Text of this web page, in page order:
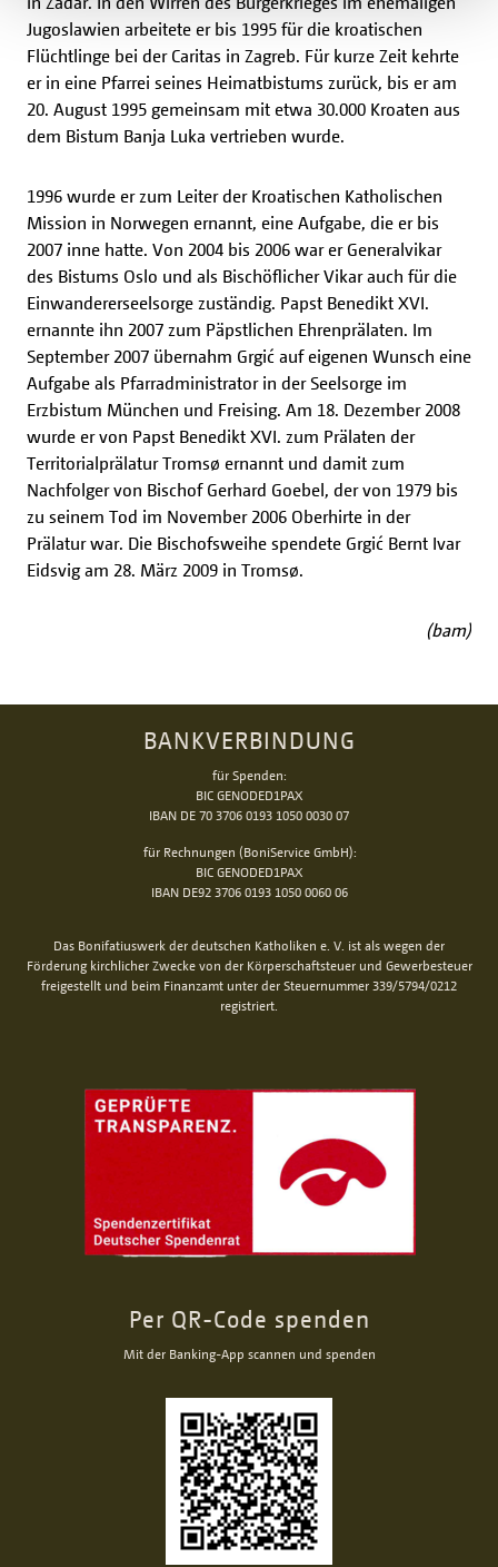
Jugoslawien arbeitete er bis 1995 für die kroatischen
Flüchtlinge bei der Caritas in Zagreb. Für kurze Zeit kehrte
er in eine Pfarrei seines Heimatbistums zurück, bis er am
20. August 1995 gemeinsam mit etwa 30.000 Kroaten aus
dem Bistum Banja Luka vertrieben wurde.
1996 wurde er zum Leiter der Kroatischen Katholischen
Mission in Norwegen ernannt, eine Aufgabe, die er bis
2007 inne hatte. Von 2004 bis 2006 war er Generalvikar
des Bistums Oslo und als Bischöflicher Vikar auch für die
Einwandererseelsorge zuständig. Papst Benedikt XVI.
ernannte ihn 2007 zum Päpstlichen Ehrenprälaten. Im
September 2007 übernahm Grgić auf eigenen Wunsch eine
Aufgabe als Pfarradministrator in der Seelsorge im
Erzbistum München und Freising. Am 18. Dezember 2008
wurde er von Papst Benedikt XVI. zum Prälaten der
Territorialprälatur Tromsø ernannt und damit zum
Nachfolger von Bischof Gerhard Goebel, der von 1979 bis
zu seinem Tod im November 2006 Oberhirte in der
Prälatur war. Die Bischofsweihe spendete Grgić Bernt Ivar
Eidsvig am 28. März 2009 in Tromsø.
(bam)
BANKVERBINDUNG
für Spenden:
BIC GENODED1PAX
IBAN DE 70 3706 0193 1050 0030 07
für Rechnungen (BoniService GmbH):
BIC GENODED1PAX
IBAN DE92 3706 0193 1050 0060 06
Das Bonifatiuswerk der deutschen Katholiken e. V. ist als wegen der
Förderung kirchlicher Zwecke von der Körperschaftsteuer und Gewerbesteuer
freigestellt und beim Finanzamt unter der Steuernummer 339/5794/0212
registriert.
Per QR-Code spenden
Mit der Banking-App scannen und spenden